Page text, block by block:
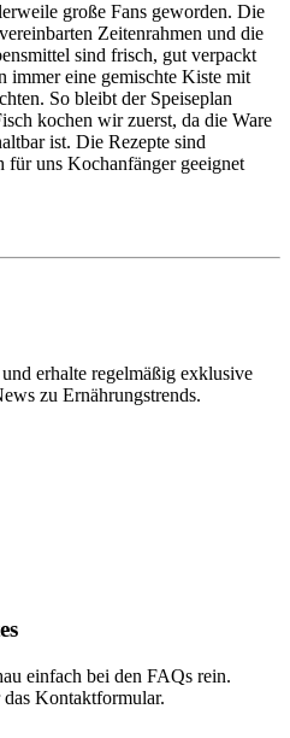
große Fans geworden. Die
Zeitenrahmen und die
sind frisch, gut verpackt
immer eine gemischte Kiste mit
So bleibt der Speiseplan
kochen wir zuerst, da die Ware
ist. Die Rezepte sind
uns Kochanfänger geeignet
erhalte regelmäßig exklusive
zu Ernährungstrends.
einfach bei den FAQs rein.
Kontaktformular.